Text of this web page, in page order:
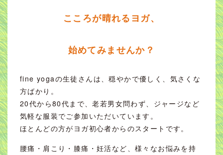
こころが晴れるヨガ、
始めてみませんか？
fine yogaの生徒さんは、穏やかで優しく、気さくな
方ばかり。
20代から80代まで、老若男女問わず、ジャージなど
気軽な服装でご参加いただいています。
ほとんどの方がヨガ初心者からのスタートです。
腰痛・肩こり・膝痛・妊活など、様々なお悩みを持